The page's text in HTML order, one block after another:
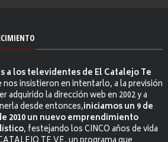
a los televidentes de El Catalejo Te
nos insistieron en intentarlo, a la previsión
adquirido la dirección web en 2002 y a
desde entonces,iniciamos un 9 de
2010 un nuevo emprendimiento
, festejando los CINCO años de vida